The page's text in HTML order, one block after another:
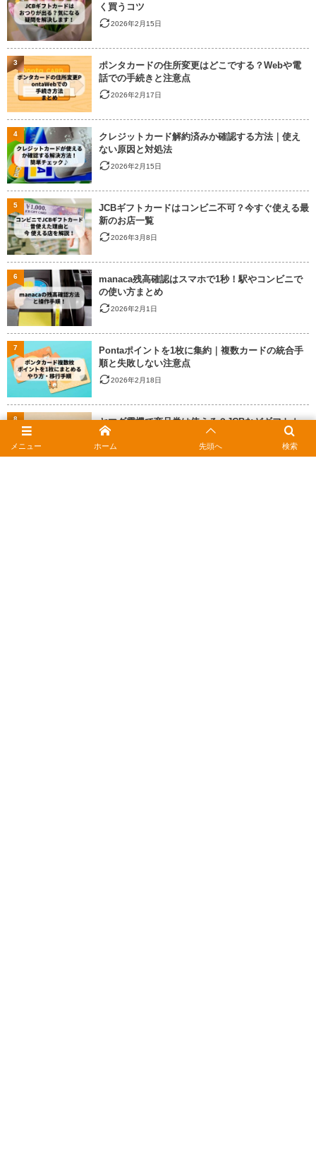
く買うコツ
2026年2月15日
ポンタカードの住所変更はどこでする？Webや電
話での手続きと注意点
2026年2月17日
3
クレジットカード解約済みか確認する方法｜使え
ない原因と対処法
2026年2月15日
4
JCBギフトカードはコンビニ不可？今すぐ使える最
新のお店一覧
2026年3月8日
5
manaca残高確認はスマホで1秒！駅やコンビニで
の使い方まとめ
2026年2月1日
6
Pontaポイントを1枚に集約｜複数カードの統合手
順と失敗しない注意点
2026年2月18日
7
ヤマダ電機で商品券は使える？JCBなどギフトカー
ドの種類とポイント還元
2026年2月18日
8
メニュー 検索
ホーム 先頭へ